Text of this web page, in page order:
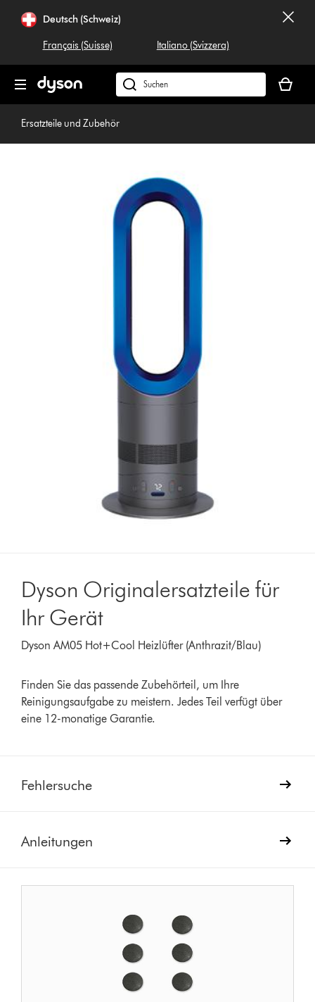
überspringenDeutsch (Schweiz)
Français (Suisse) Italiano (Svizzera)
Dyson.ch
durchsuchen
ist
Ersatzteile und Zubehör
Dyson Originalersatzteile für
Ihr Gerät
Dyson AM05 Hot+Cool Heizlüfter (Anthrazit/Blau)
Finden Sie das passende Zubehörteil, um Ihre
Reinigungsaufgabe zu meistern. Jedes Teil verfügt über
eine 12-monatige Garantie.
Fehlersuche
Anleitungen